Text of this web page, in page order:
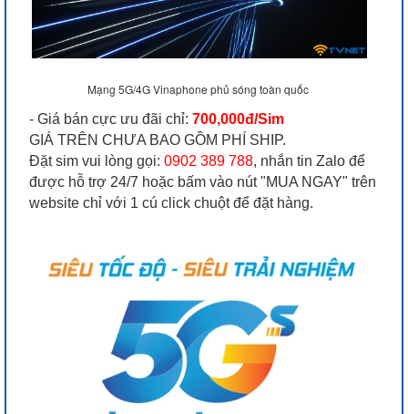
Mạng 5G/4G Vinaphone phủ sóng toàn quốc
- Giá bán cực ưu đãi chỉ: 700,000đ/Sim
GIÁ TRÊN CHƯA BAO GỒM PHÍ SHIP.
Đặt sim vui lòng gọi: 0902 389 788, nhắn tin Zalo để
được hỗ trợ 24/7 hoặc bấm vào nút "MUA NGAY" trên
website chỉ với 1 cú click chuột để đặt hàng.